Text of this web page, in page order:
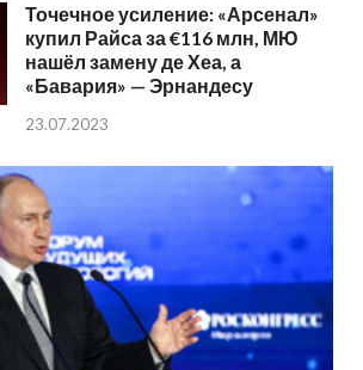
Точечное усиление: «Арсенал»
купил Райса за €116 млн, МЮ
нашёл замену де Хеа, а
«Бавария» — Эрнандесу
23.07.2023